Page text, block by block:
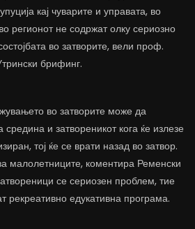
кај чуварите и управата, во
регионот не содржат олку сериозно
во затворите, вели проф.
брифинг.
во затворите може да
и затвореникот кога ќе излезе
тој ќе се врати назад во затвор.
малолетниците, коментира Ременски
се сериозен проблем, тие
рекреативно едукативна програма.